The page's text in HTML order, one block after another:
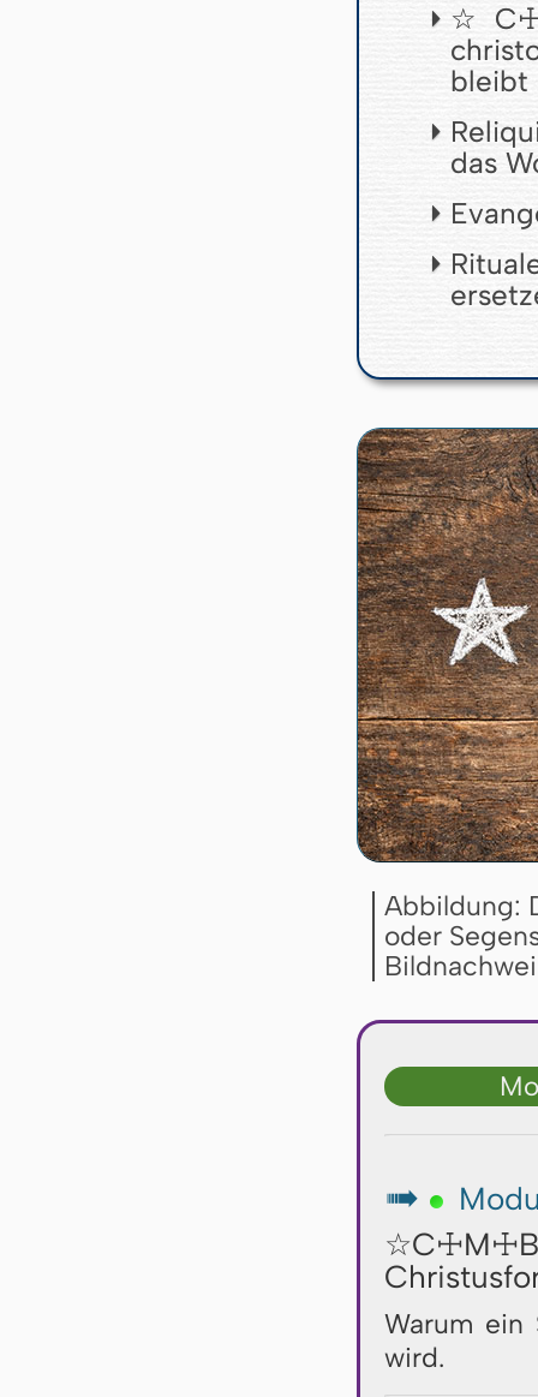
bleibt
das
Abbildung:
oder
↦
Warum ein
wird.